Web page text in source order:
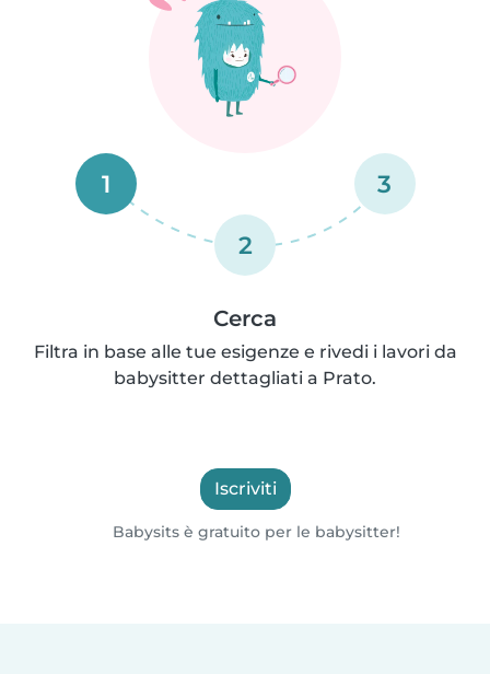
1
2
3
Cerca
Filtra in base alle tue esigenze e rivedi i lavori da
babysitter dettagliati a Prato.
Iscriviti
Babysits è gratuito per le babysitter!